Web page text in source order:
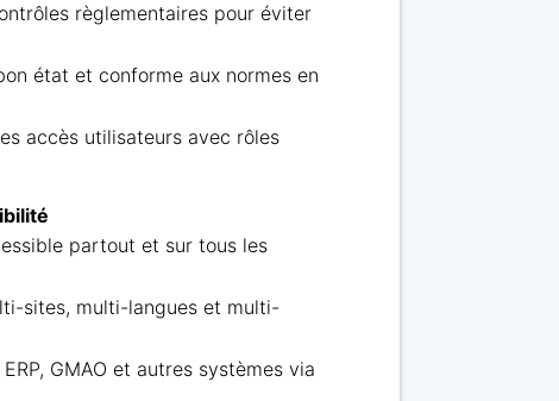
règlementaires pour éviter
état et conforme aux normes en
accès utilisateurs avec rôles
partout et sur tous les
sites, multi-langues et multi-
GMAO et autres systèmes via